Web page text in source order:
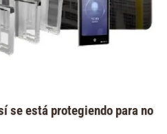
se está protegiendo para no